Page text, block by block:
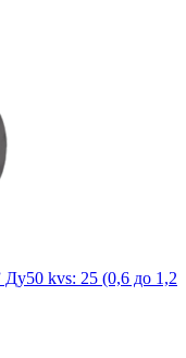
Ду50 kvs: 25 (0,6 до 1,2